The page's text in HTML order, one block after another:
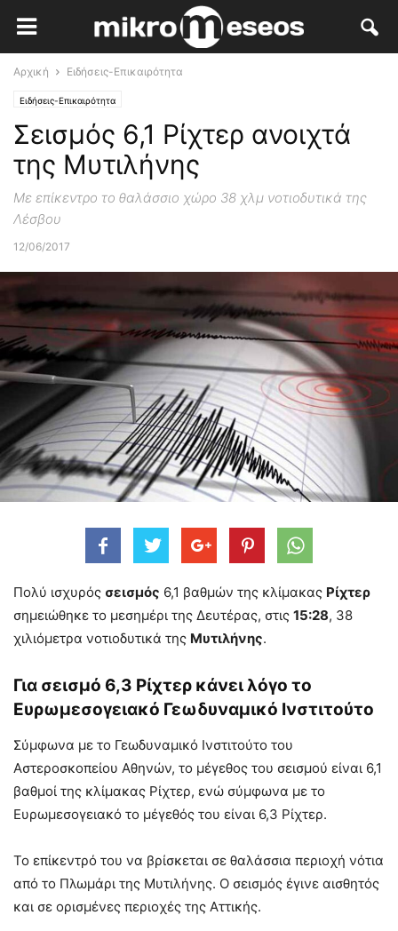
Αρχική Ειδήσεις-Επικαιρότητα
Ειδήσεις-Επικαιρότητα
Σεισμός 6,1 Ρίχτερ ανοιχτά
της Μυτιλήνης
Με επίκεντρο το θαλάσσιο χώρο 38 χλμ νοτιοδυτικά της
Λέσβου
12/06/2017
Πολύ ισχυρός σεισμός 6,1 βαθμών της κλίμακας Ρίχτερ
σημειώθηκε το μεσημέρι της Δευτέρας, στις 15:28, 38
χιλιόμετρα νοτιοδυτικά της Μυτιλήνης.
Για σεισμό 6,3 Ρίχτερ κάνει λόγο το
Ευρωμεσογειακό Γεωδυναμικό Ινστιτούτο
Σύμφωνα με το Γεωδυναμικό Ινστιτούτο του
Αστεροσκοπείου Αθηνών, το μέγεθος του σεισμού είναι 6,1
βαθμοί της κλίμακας Ρίχτερ, ενώ σύμφωνα με το
Ευρωμεσογειακό το μέγεθός του είναι 6,3 Ρίχτερ.
Το επίκεντρό του να βρίσκεται σε θαλάσσια περιοχή νότια
από το Πλωμάρι της Μυτιλήνης. Ο σεισμός έγινε αισθητός
και σε ορισμένες περιοχές της Αττικής.